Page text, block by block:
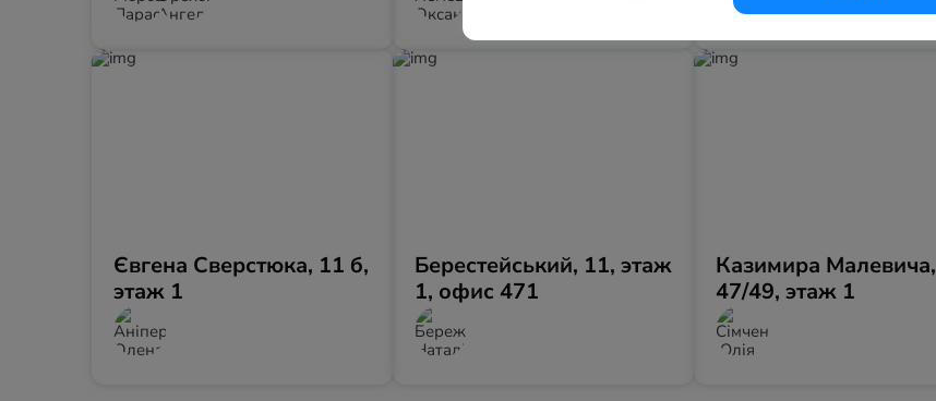
Євгена Сверстюка, 11 б,
этаж 1
Берестейський, 11, этаж
1, офис 471
Казимира Малевича,
47/49, этаж 1